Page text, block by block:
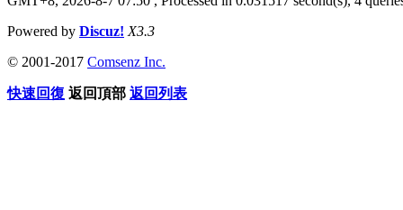
Powered by Discuz! X3.3
© 2001-2017 Comsenz Inc.
快速回復 返回頂部 返回列表